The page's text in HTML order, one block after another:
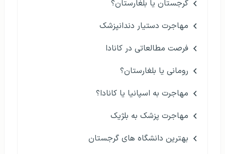
گرجستان یا بلغارستان؟
مهاجرت دستیار دندانپزشک
فرصت مطالعاتی در کانادا
رومانی یا بلغارستان؟
مهاجرت به اسپانیا یا کانادا؟
مهاجرت پزشک به بلژیک
بهترین دانشگاه های گرجستان